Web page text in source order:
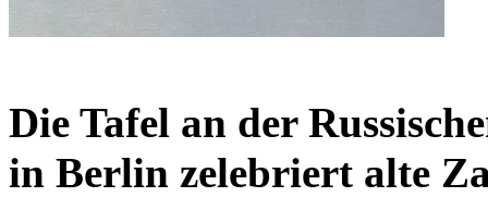
Die Tafel an der
in Berlin zelebriert alte